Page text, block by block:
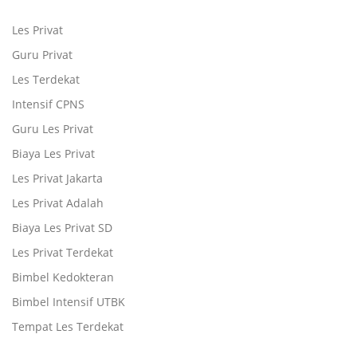
Les Privat
Guru Privat
Les Terdekat
Intensif CPNS
Guru Les Privat
Biaya Les Privat
Les Privat Jakarta
Les Privat Adalah
Biaya Les Privat SD
Les Privat Terdekat
Bimbel Kedokteran
Bimbel Intensif UTBK
Tempat Les Terdekat